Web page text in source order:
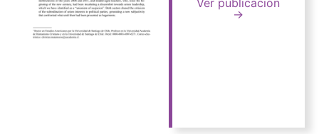
Ver publicación
→